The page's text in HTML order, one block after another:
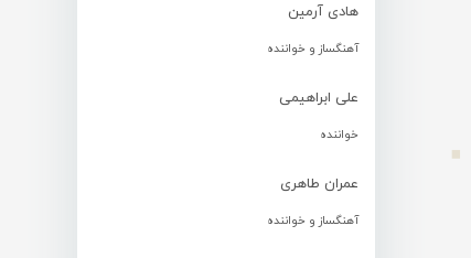
هادی آرمین
آهنگساز و خواننده
علی ابراهیمی
خواننده
عمران طاهری
آهنگساز و خواننده